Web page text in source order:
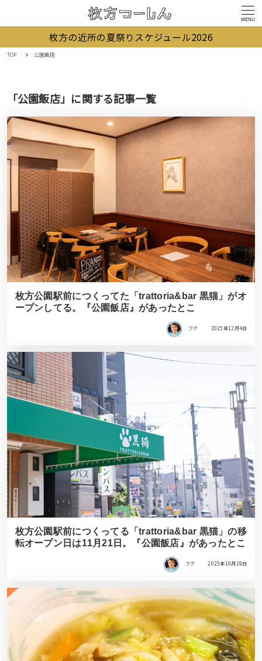
MENU
枚方の近所の夏祭りスケジュール2026
TOP 公園飯店
「公園飯店」に関する記事一覧
枚方公園駅前につくってた「trattoria&bar 黒猫」がオ
ープンしてる。『公園飯店』があったとこ
フク 2025年12月4日
枚方公園駅前につくってる「trattoria&bar 黒猫」の移
転オープン日は11月21日。『公園飯店』があったとこ
フク 2025年10月29日